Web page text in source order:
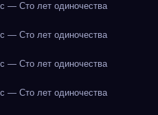
— Сто лет одиночества
— Сто лет одиночества
— Сто лет одиночества
— Сто лет одиночества